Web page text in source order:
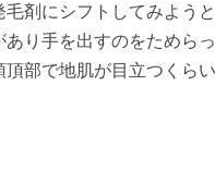
剤にシフトしてみよう
り手を出すのをためら
部で地肌が目立つくら